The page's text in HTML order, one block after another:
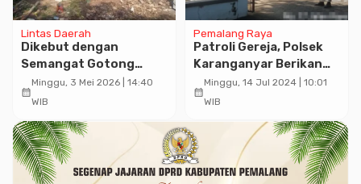
Lintas Daerah
Dikebut dengan
Semangat Gotong
Royong, Program RTLH
TMMD Boyolali
Menggembirakan
calendar_month
Minggu, 3 Mei 2026 | 14:40
WIB
Pemalang Raya
Patroli Gereja, Polsek
Karanganyar Berikan
Rasa Aman saat Ibadah
calendar_month
Minggu, 14 Jul 2024 | 10:01
WIB